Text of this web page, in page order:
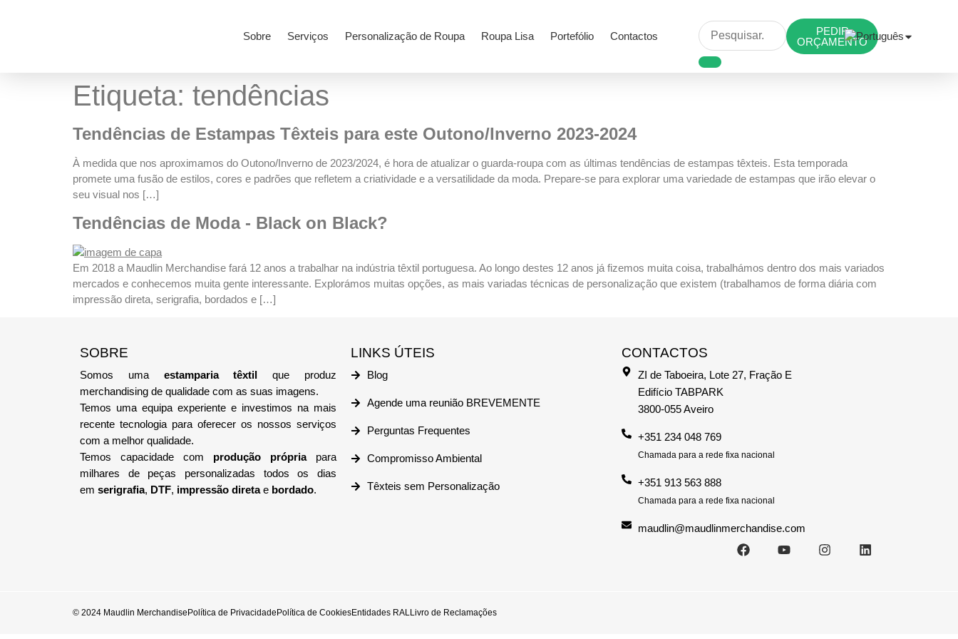
Sobre Serviços Personalização de Roupa Roupa Lisa Portefólio Contactos
PEDIR
ORÇAMENTO
Etiqueta: tendências
Tendências de Estampas Têxteis para este Outono/Inverno 2023-2024
À medida que nos aproximamos do Outono/Inverno de 2023/2024, é hora de atualizar o guarda-roupa com as últimas tendências de estampas têxteis. Esta temporada
promete uma fusão de estilos, cores e padrões que refletem a criatividade e a versatilidade da moda. Prepare-se para explorar uma variedade de estampas que irão elevar o
seu visual nos […]
Tendências de Moda - Black on Black?
Em 2018 a Maudlin Merchandise fará 12 anos a trabalhar na indústria têxtil portuguesa. Ao longo destes 12 anos já fizemos muita coisa, trabalhámos dentro dos mais variados
mercados e conhecemos muita gente interessante. Explorámos muitas opções, as mais variadas técnicas de personalização que existem (trabalhamos de forma diária com
impressão direta, serigrafia, bordados e […]
SOBRE
Somos uma estamparia têxtil que produz
merchandising de qualidade com as suas imagens.
Temos uma equipa experiente e investimos na mais
recente tecnologia para oferecer os nossos serviços
com a melhor qualidade.
Temos capacidade com produção própriapara
milhares de peças personalizadas todos os dias
em serigrafia, DTF, impressão diretae bordado.
LINKS ÚTEIS
Blog
Agende uma reunião BREVEMENTE
Perguntas Frequentes
Compromisso Ambiental
Têxteis sem Personalização
CONTACTOS
ZI de Taboeira, Lote 27, Fração E
Edifício TABPARK
3800-055 Aveiro
+351 234 048 769
Chamada para a rede fixa nacional
+351 913 563 888
Chamada para a rede fixa nacional
maudlin@maudlinmerchandise.com
© 2024 Maudlin Merchandise Política de Privacidade Política de CookiesEntidades RALLivro de Reclamações